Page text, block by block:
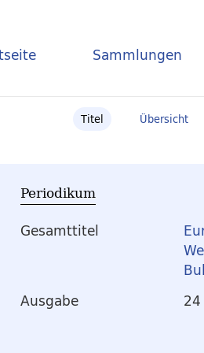
Sammlungen
Titel Übersicht
Periodikum
Gesamttitel
Ausgabe